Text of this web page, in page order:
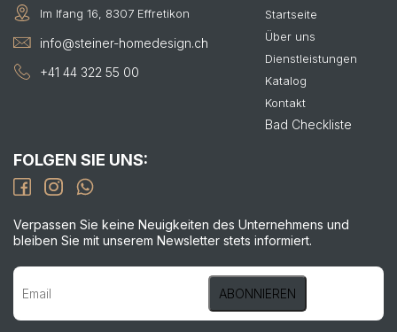
Im Ifang 16, 8307 Effretikon
info@steiner-homedesign.ch
+41 44 322 55 00
Startseite
Über uns
Dienstleistungen
Katalog
Kontakt
Bad Checkliste
FOLGEN SIE UNS:
Verpassen Sie keine Neuigkeiten des Unternehmens und
bleiben Sie mit unserem Newsletter stets informiert.